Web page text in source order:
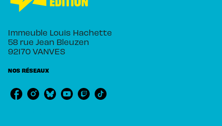
Immeuble Louis Hachette
58 rue Jean Bleuzen
92170 VANVES
NOS RÉSEAUX